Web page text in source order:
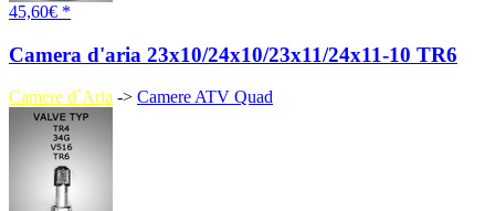
45,60€ *
Camera d'aria 23x10/24x10/23x11/24x11-10 TR6
Camere d´Aria -> Camere ATV Quad